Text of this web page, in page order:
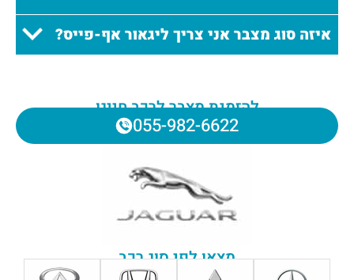
להזמנת מצבר לרכב חייגו
055-982-6622
מצאו לפי סוג רכב
איזה סוג מצבר אני צריך ליגאור אף-פייס?